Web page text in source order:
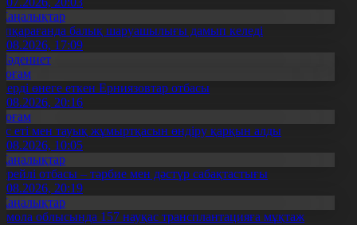
балық шаруашылығы дамып келеді
17:09
өнеге еткен Ерниязовтар отбасы
20:16
еті мен тауық жұмыртқасын өндіру қарқын алды
10:05
отбасы – тәрбие мен дәстүр сабақтастығы
20:19
облысында 157 науқас трансплантацияға мұқтаж